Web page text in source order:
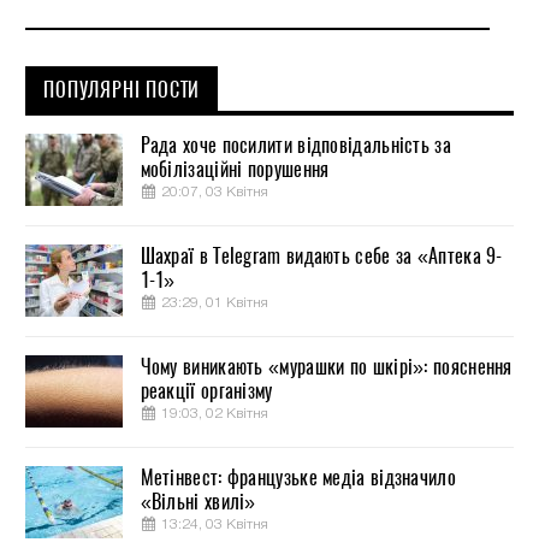
ПОПУЛЯРНІ ПОСТИ
Рада хоче посилити відповідальність за
мобілізаційні порушення
20:07, 03 Квітня
Шахраї в Telegram видають себе за «Аптека 9-
1-1»
23:29, 01 Квітня
Чому виникають «мурашки по шкірі»: пояснення
реакції організму
19:03, 02 Квітня
Метінвест: французьке медіа відзначило
«Вільні хвилі»
13:24, 03 Квітня